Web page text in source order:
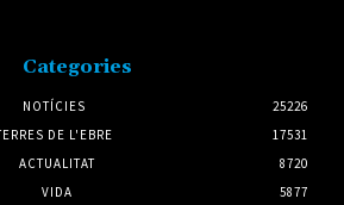
Categories
NOTÍCIES
25226
DE L'EBRE
17531
ACTUALITAT
8720
VIDA
5877